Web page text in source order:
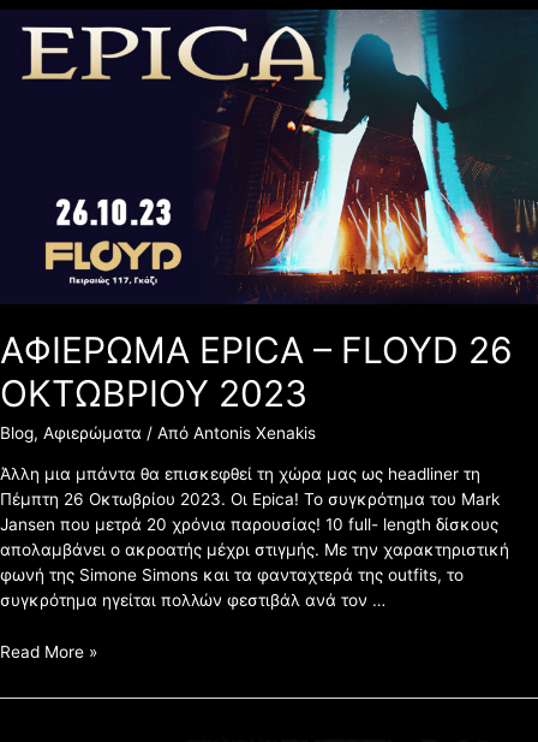
ΑΦΙΕΡΩΜΑ EPICA – FLOYD 26
ΟΚΤΩΒΡΙΟΥ 2023
Blog, Αφιερώματα / Από Antonis Xenakis
Άλλη μια μπάντα θα επισκεφθεί τη χώρα μας ως headliner τη
Πέμπτη 26 Οκτωβρίου 2023. Οι Epica! Το συγκρότημα του Mark
Jansen που μετρά 20 χρόνια παρουσίας! 10 full- length δίσκους
απολαμβάνει ο ακροατής μέχρι στιγμής. Με την χαρακτηριστική
φωνή της Simone Simons και τα φανταχτερά της outfits, το
συγκρότημα ηγείται πολλών φεστιβάλ ανά τον …
EPICA
Read More »